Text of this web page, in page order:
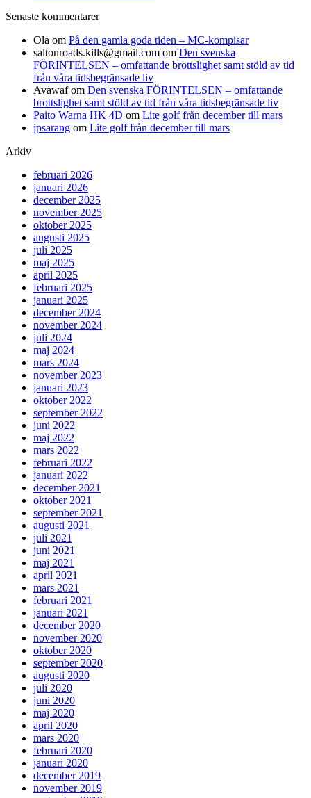
Senaste kommentarer
Ola om På den gamla goda tiden – MC-kompisar
saltonroads.kills@gmail.com om Den svenska
FÖRINTELSEN – omfattande brottslighet samt stöld av tid
från våra tidsbegränsade liv
Avawafom Den svenska FÖRINTELSEN – omfattande
brottslighet samt stöld av tid från våra tidsbegränsade liv
Paito Warna HK 4D om Lite golf från december till mars
jpsarang om Lite golf från december till mars
Arkiv
februari 2026
januari 2026
december 2025
november 2025
oktober 2025
augusti 2025
juli 2025
maj 2025
april 2025
februari 2025
januari 2025
december 2024
november 2024
juli 2024
maj 2024
mars 2024
november 2023
januari 2023
oktober 2022
september 2022
juni 2022
maj 2022
mars 2022
februari 2022
januari 2022
december 2021
oktober 2021
september 2021
augusti 2021
juli 2021
juni 2021
maj 2021
april 2021
mars 2021
februari 2021
januari 2021
december 2020
november 2020
oktober 2020
september 2020
augusti 2020
juli 2020
juni 2020
maj 2020
april 2020
mars 2020
februari 2020
januari 2020
december 2019
november 2019